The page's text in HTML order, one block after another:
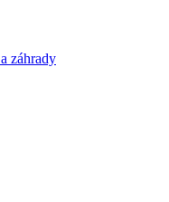
záhrady